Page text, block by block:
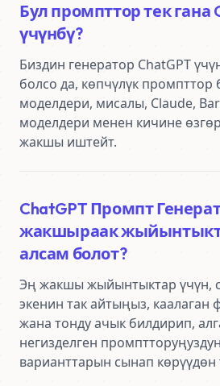
Бул промпттор тек гана
үчүнбү?
Биздин генератор ChatGPT
болсо да, көпчүлүк промпттор
моделдери, мисалы, Claude,
моделдери менен кичине
жакшы иштейт.
ChatGPT Промпт
жакшыраак
алсам болот?
Эң жакшы жыйынтыктар үчүн,
экенин так айтыңыз,
жана тонду ачык билдирип,
негизделген
варианттарын сынап